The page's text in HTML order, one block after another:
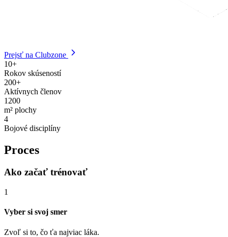
Prejsť na Clubzone
10+
Rokov skúseností
200+
Aktívnych členov
1200
m² plochy
4
Bojové disciplíny
Proces
Ako začať trénovať
1
Vyber si svoj smer
Zvoľ si to, čo ťa najviac láka.